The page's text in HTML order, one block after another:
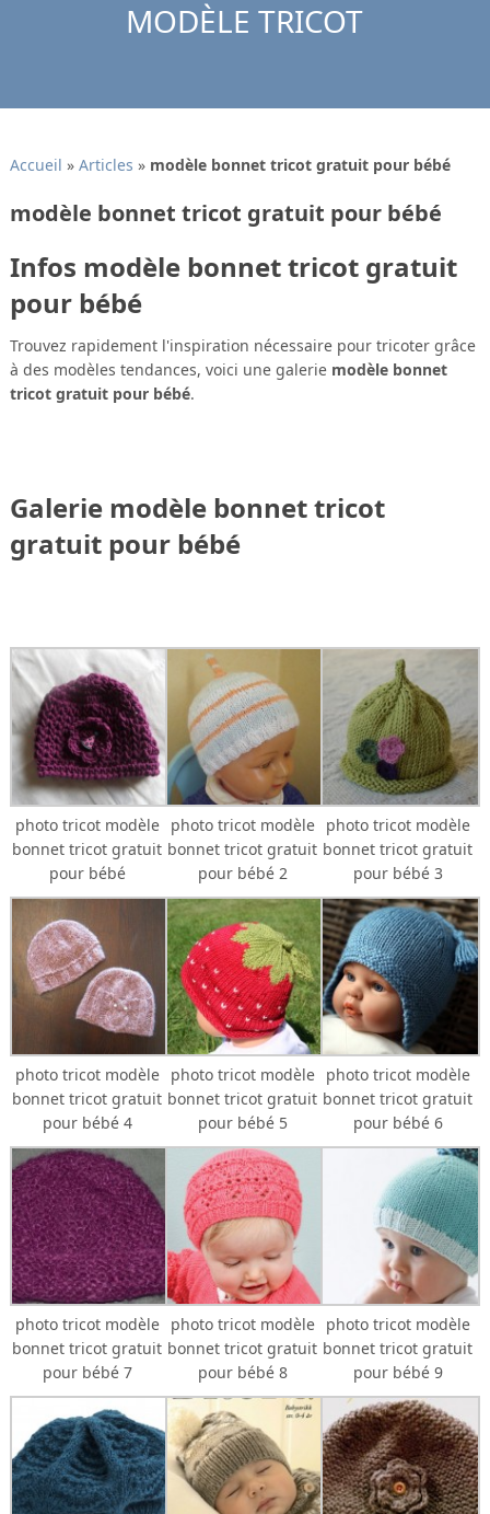
MODÈLE TRICOT
Accueil » Articles » modèle bonnet tricot gratuit pour bébé
modèle bonnet tricot gratuit pour bébé
Infos modèle bonnet tricot gratuit
pour bébé
Trouvez rapidement l'inspiration nécessaire pour tricoter grâce
à des modèles tendances, voici une galerie modèle bonnet
tricot gratuit pour bébé.
Galerie modèle bonnet tricot
gratuit pour bébé
photo tricot modèle
bonnet tricot gratuit
pour bébé
photo tricot modèle
bonnet tricot gratuit
pour bébé 2
photo tricot modèle
bonnet tricot gratuit
pour bébé 3
photo tricot modèle
bonnet tricot gratuit
pour bébé 4
photo tricot modèle
bonnet tricot gratuit
pour bébé 5
photo tricot modèle
bonnet tricot gratuit
pour bébé 6
photo tricot modèle
bonnet tricot gratuit
pour bébé 7
photo tricot modèle
bonnet tricot gratuit
pour bébé 8
photo tricot modèle
bonnet tricot gratuit
pour bébé 9